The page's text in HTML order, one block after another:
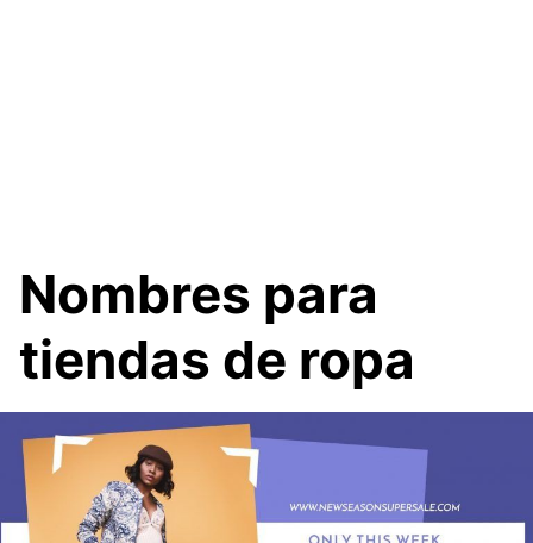
Nombres para
tiendas de ropa